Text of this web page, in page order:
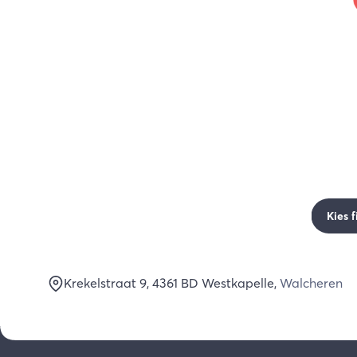
Kies
Krekelstraat 9, 4361 BD Westkapelle, Walcheren